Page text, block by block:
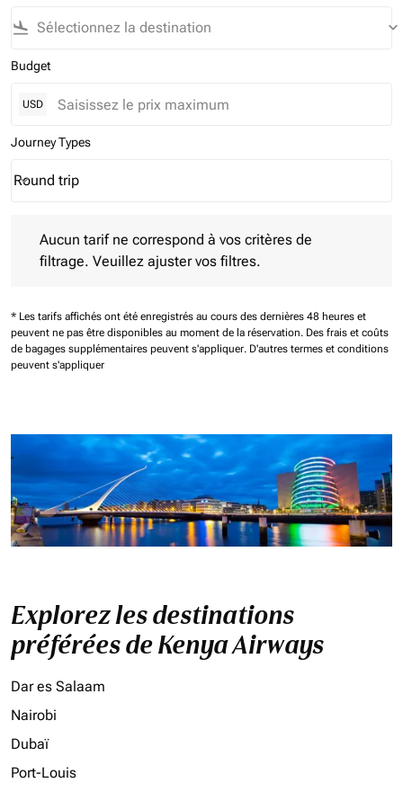
flight_land keyboard_arrow_down
Budget
USD
Journey Types
Journey Types option Round trip Selected
Round trip
keyboard_arrow_down
Aucun tarif ne correspond à vos critères de
filtrage. Veuillez ajuster vos filtres.
* Les tarifs affichés ont été enregistrés au cours des dernières 48 heures et
peuvent ne pas être disponibles au moment de la réservation. Des frais et coûts
de bagages supplémentaires peuvent s'appliquer. D'autres termes et conditions
peuvent s'appliquer
Explorez les destinations
préférées de Kenya Airways
Dar es Salaam
Nairobi
Dubaï
Port-Louis